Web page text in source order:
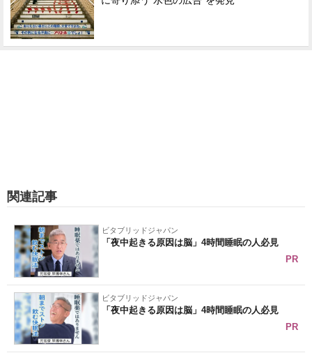
関連記事
ビタブリッドジャパン
「夜中起きる原因は脳」4時間睡眠の人必見
PR
ビタブリッドジャパン
「夜中起きる原因は脳」4時間睡眠の人必見
PR